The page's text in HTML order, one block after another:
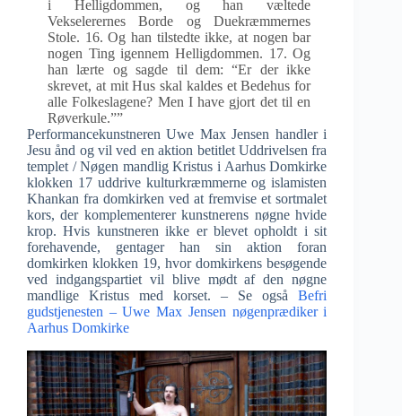
i Helligdommen, og han væltede
Vekselerernes Borde og Duekræmmernes
Stole. 16. Og han tilstedte ikke, at nogen bar
nogen Ting igennem Helligdommen. 17. Og
han lærte og sagde til dem: “Er der ikke
skrevet, at mit Hus skal kaldes et Bedehus for
alle Folkeslagene? Men I have gjort det til en
Røverkule.””
Performancekunstneren Uwe Max Jensen handler i
Jesu ånd og vil ved en aktion betitlet Uddrivelsen fra
templet / Nøgen mandlig Kristus i Aarhus Domkirke
klokken 17 uddrive kulturkræmmerne og islamisten
Khankan fra domkirken ved at fremvise et sortmalet
kors, der komplementerer kunstnerens nøgne hvide
krop. Hvis kunstneren ikke er blevet opholdt i sit
forehavende, gentager han sin aktion foran
domkirken klokken 19, hvor domkirkens besøgende
ved indgangspartiet vil blive mødt af den nøgne
mandlige Kristus med korset. – Se ogsåBefri
gudstjenesten – Uwe Max Jensen nøgenprædiker i
Aarhus Domkirke